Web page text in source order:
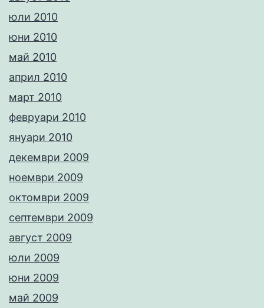
юли 2010
юни 2010
май 2010
април 2010
март 2010
февруари 2010
януари 2010
декември 2009
ноември 2009
октомври 2009
септември 2009
август 2009
юли 2009
юни 2009
май 2009